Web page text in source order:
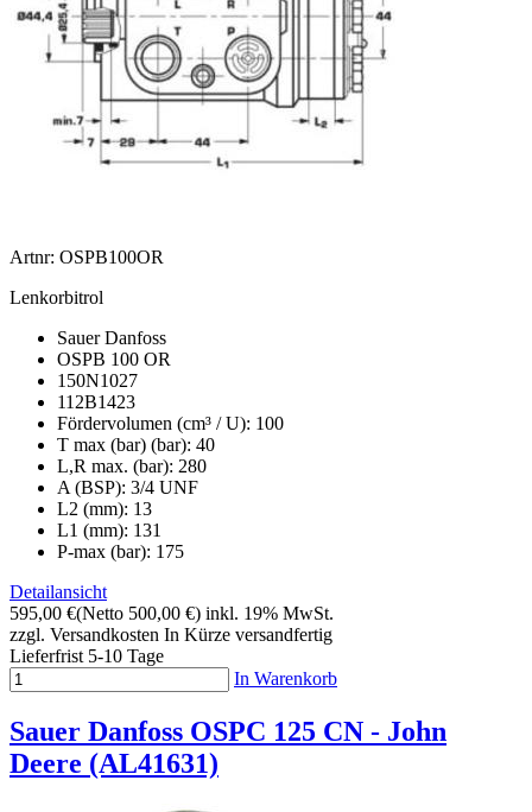
Artnr: OSPB100OR
Lenkorbitrol
Sauer Danfoss
OSPB 100 OR
150N1027
112B1423
Fördervolumen (cm³ / U): 100
T max (bar) (bar): 40
L,R max. (bar): 280
A (BSP): 3/4 UNF
L2 (mm): 13
L1 (mm): 131
P-max (bar): 175
Detailansicht
595,00 €(Netto 500,00 €) inkl. 19% MwSt.
zzgl. Versandkosten In Kürze versandfertig
Lieferfrist 5-10 Tage
In Warenkorb
Sauer Danfoss OSPC 125 CN - John
Deere (AL41631)